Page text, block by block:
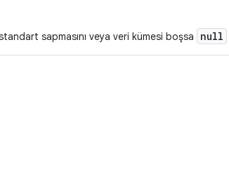
sapmasını veya veri kümesi boşsa null